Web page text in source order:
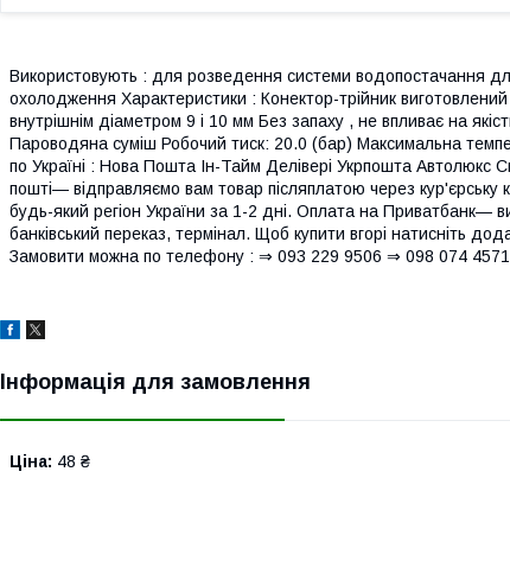
Використовують : для розведення системи водопостачання
охолодження Характеристики : Конектор-трійник
внутрішнім діаметром 9 і 10 мм Без запаху , не впливає на
Пароводяна суміш Робочий тиск: 20.0 (бар) Максимальна
по Україні : Нова Пошта Ін-Тайм Делівері Укрпошта Автолюкс
пошті— відправляємо вам товар післяплатою через кур'єрську
будь-який регіон України за 1-2 дні. Оплата на Приватбанк—
банківський переказ, термінал. Щоб купити вгорі натисніть
Замовити можна по телефону : ⇒ 093 229 9506 ⇒ 098 074
Інформація для замовлення
Ціна: 48 ₴